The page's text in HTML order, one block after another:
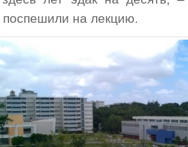
поспешили на лекцию.